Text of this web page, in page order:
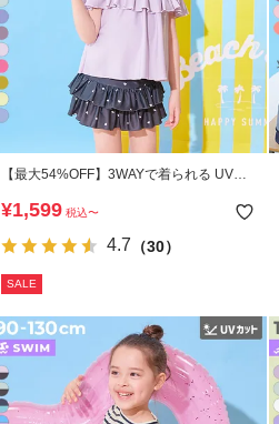
【最大54%OFF】3WAYで着られる UVカ
¥1,599 税込〜
4.7 （30）
SALE